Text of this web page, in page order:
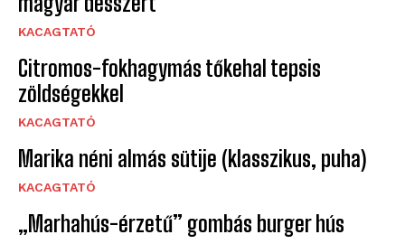
KACAGTATÓ
Citromos-fokhagymás tőkehal tepsis
zöldségekkel
KACAGTATÓ
Marika néni almás sütije (klasszikus, puha)
KACAGTATÓ
„Marhahús-érzetű” gombás burger hús